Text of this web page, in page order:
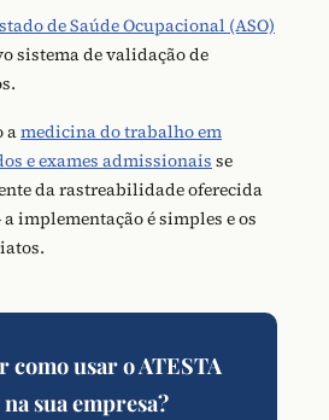
de Saúde Ocupacional (ASO)
sistema de validação de
amedicina do trabalho em
e exames admissionais se
da rastreabilidade oferecida
implementação é simples e os
como usar o ATESTA
sua empresa?